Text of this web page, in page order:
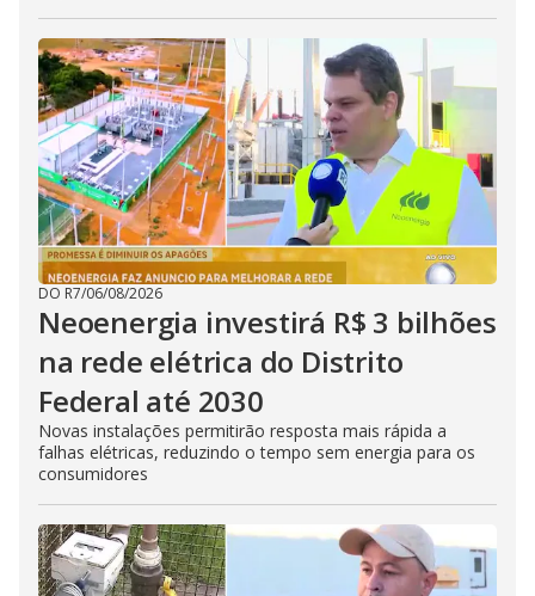
DO R7/06/08/2026
Neoenergia investirá R$ 3 bilhões
na rede elétrica do Distrito
Federal até 2030
Novas instalações permitirão resposta mais rápida a
falhas elétricas, reduzindo o tempo sem energia para os
consumidores